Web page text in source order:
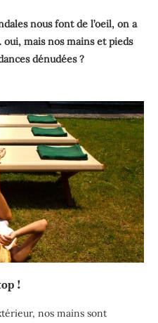
nous font de l’oeil, on a
mais nos mains et pieds
dénudées ?
!
nos mains sont